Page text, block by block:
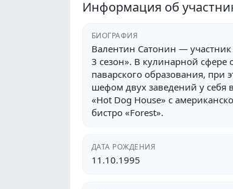
Информация об
БИОГРАФИЯ
Валентин Сатонин —
3 сезон». В кулинарной сфере
паварского образования, при
шефом двух заведений у себя
«Hot Dog House» с
бистро «Forest».
ДАТА РОЖДЕНИЯ
11.10.1995